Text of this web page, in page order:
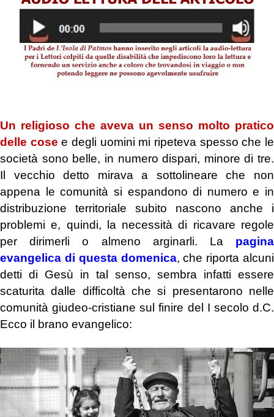
Un religioso che aveva un senso molto pratico
delle cose e degli uomini mi ripeteva spesso che le
società sono belle, in numero dispari, minore di tre.
Il vecchio detto mirava a sottolineare che non
appena le comunità si espandono di numero e in
distribuzione territoriale subito nascono anche i
problemi e, quindi, la necessità di ricavare regole
per dirimerli o almeno arginarli. La pagina
evangelica di questa domenica, che riporta alcuni
detti di Gesù in tal senso, sembra infatti essere
scaturita dalle difficoltà che si presentarono nelle
comunità giudeo-cristiane sul finire del I secolo d.C.
Ecco il brano evangelico: